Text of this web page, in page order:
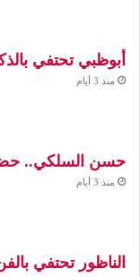
أبوظبي تحتفي
منذ 3 أيام
حسن السلكي..
منذ 3 أيام
الناظور تحتفي